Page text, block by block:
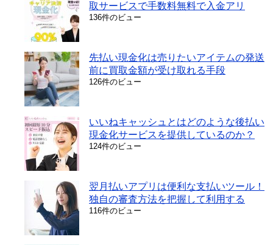
取サービスで手数料無料で入金アリ
136件のビュー
先払い現金化は売りたいアイテムの発送
前に買取金額が受け取れる手段
126件のビュー
いいねキャッシュとはどのような後払い
現金化サービスを提供しているのか？
124件のビュー
翌月払いアプリは便利な支払いツール！
独自の審査方法を把握して利用する
116件のビュー